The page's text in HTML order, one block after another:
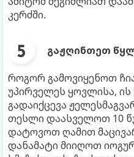
კერძში.
გაჟღინთეთ
როგორ გამოვიყენოთ
უპირველეს ყოვლისა,
გადაიქცევა
თესლი დაასველოთ 10
დატოვოთ ღამით
დანამატი მიიღოთ